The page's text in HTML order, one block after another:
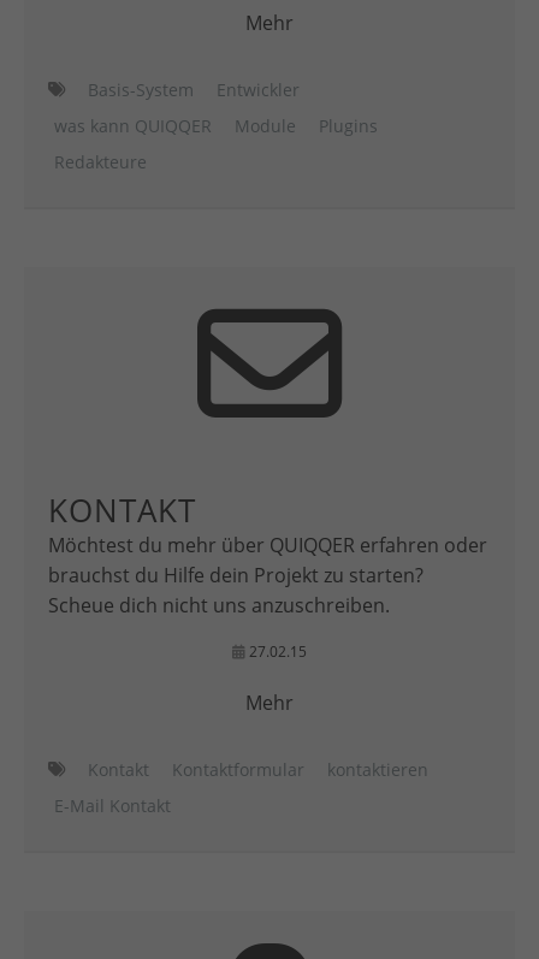
Mehr
Basis-System
Entwickler
was kann QUIQQER
Module
Plugins
Redakteure
KONTAKT
Möchtest du mehr über QUIQQER erfahren oder
brauchst du Hilfe dein Projekt zu starten?
Scheue dich nicht uns anzuschreiben.
27.02.15
Mehr
Kontakt Kontaktformular
kontaktieren
E-Mail Kontakt